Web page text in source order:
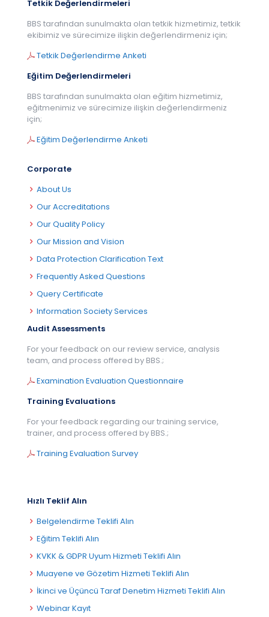
Tetkik Değerlendirmeleri
BBS tarafından sunulmakta olan tetkik hizmetimiz, tetkik
ekibimiz ve sürecimize ilişkin değerlendirmeniz için;
Tetkik Değerlendirme Anketi
Eğitim Değerlendirmeleri
BBS tarafından sunulmakta olan eğitim hizmetimiz,
eğitmenimiz ve sürecimize ilişkin değerlendirmeniz
için;
Eğitim Değerlendirme Anketi
Corporate
About Us
Our Accreditations
Our Quality Policy
Our Mission and Vision
Data Protection Clarification Text
Frequently Asked Questions
Query Certificate
Information Society Services
Audit Assessments
For your feedback on our review service, analysis
team, and process offered by BBS.;
Examination Evaluation Questionnaire
Training Evaluations
For your feedback regarding our training service,
trainer, and process offered by BBS.;
Training Evaluation Survey
Hızlı Teklif Alın
Belgelendirme Teklifi Alın
Eğitim Teklifi Alın
KVKK & GDPR Uyum Hizmeti Teklifi Alın
Muayene ve Gözetim Hizmeti Teklifi Alın
İkinci ve Üçüncü Taraf Denetim Hizmeti Teklifi Alın
Webinar Kayıt